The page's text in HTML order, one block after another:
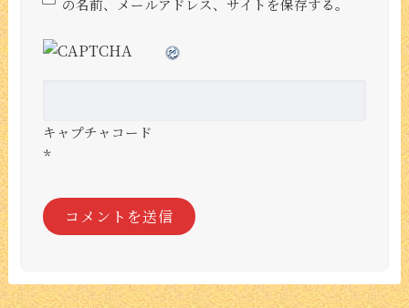
の名前、メールアドレス、サイトを保存する。
キャプチャコード
*